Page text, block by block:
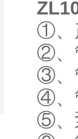
①、
②、
③、
④、
⑤、